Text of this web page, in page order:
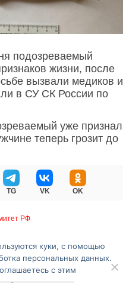
подозреваемый
жизни, после
вызвали медиков и
в СУ СК России по
уже признал
теперь грозит до
TG VK OK
РФ
сайта
куки, с помощью
персональных данных.
с этим